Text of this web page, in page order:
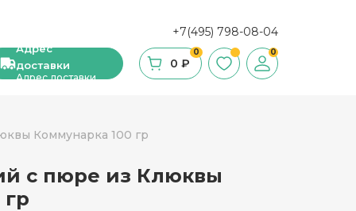
+7(495) 798-08-04
Адрес
доставки
Адрес доставки
0
0 ₽
0
Коммунарка 100 гр
с пюре из Клюквы
сухие завтраки, мюсли